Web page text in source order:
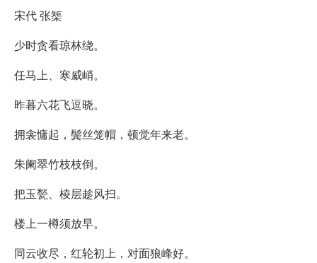
宋代 张榘
少时贪看琼林绕。
任马上、寒威峭。
昨暮六花飞逗晓。
拥衾慵起，鬓丝笼帽，顿觉年来老。
朱阑翠竹枝枝倒。
把玉甃、棱层趁风扫。
楼上一樽须放早。
同云收尽，红轮初上，对面狼峰好。